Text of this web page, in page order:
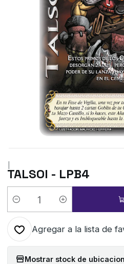
|
TALSOI - LPB4
Cantidad
Agregar a la lista de
Mostrar stock de